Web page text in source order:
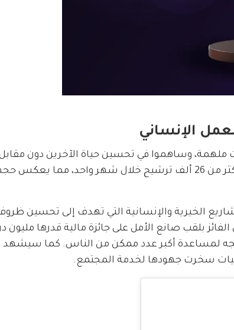
الإنساني
ملهمة، وساهموا في تحسين حياة الآخرين دون
هذه النسخة بإقبال غير مسبوق، حيث تلقت المبادرة أكثر من 26 ألف ترشيح خلال شهر واحد، مما
الخيرية والإنسانية التي تهدف إلى تحسين
بلقب صانع الأمل على جائزة مالية قدرها مليون
لمساعدة أكبر عدد ممكن من الناس. كما سيشهد
سخرت جهودها لخدمة المجتمع.